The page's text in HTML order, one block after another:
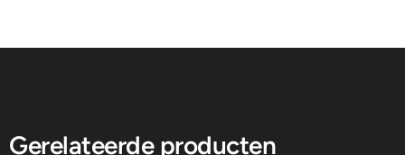
Gerelateerde producten